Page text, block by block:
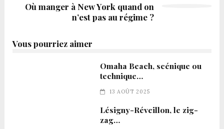
Où manger à New York quand on
n’est pas au régime ?
Vous pourriez aimer
Omaha Beach, scénique ou
technique…
13 AOÛT 2025
Lésigny-Réveillon, le zig-
zag…